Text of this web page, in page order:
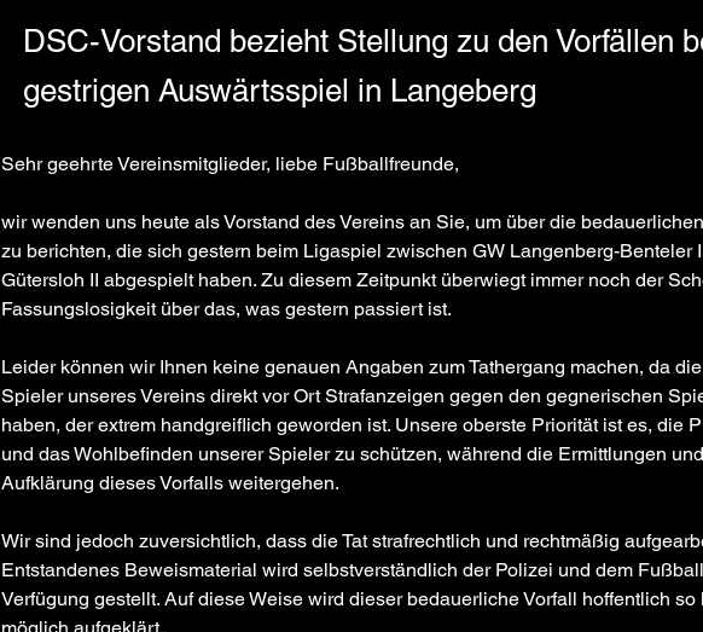
DSC-Vorstand bezieht Stellung zu den Vorfällen
gestrigen Auswärtsspiel in Langeberg
Sehr geehrte Vereinsmitglieder, liebe Fußballfreunde,
wir wenden uns heute als Vorstand des Vereins an Sie, um über die
zu berichten, die sich gestern beim Ligaspiel zwischen GW Langenberg-Benteler
Gütersloh II abgespielt haben. Zu diesem Zeitpunkt überwiegt immer noch der
Fassungslosigkeit über das, was gestern passiert ist.
Leider können wir Ihnen keine genauen Angaben zum Tathergang machen, da
Spieler unseres Vereins direkt vor Ort Strafanzeigen gegen den gegnerischen
haben, der extrem handgreiflich geworden ist. Unsere oberste Priorität ist es, die
und das Wohlbefinden unserer Spieler zu schützen, während die Ermittlungen
Aufklärung dieses Vorfalls weitergehen.
Wir sind jedoch zuversichtlich, dass die Tat strafrechtlich und rechtmäßig
Entstandenes Beweismaterial wird selbstverständlich der Polizei und dem
Verfügung gestellt. Auf diese Weise wird dieser bedauerliche Vorfall hoffentlich